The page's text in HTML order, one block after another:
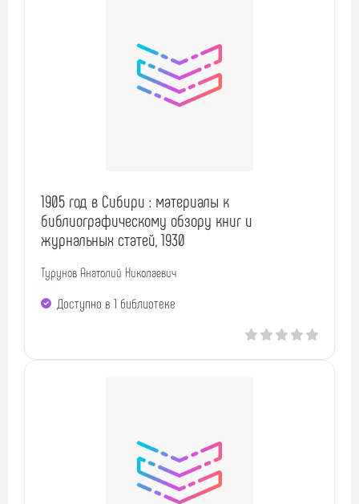
1905 год в Сибири : материалы к
библиографическому обзору книг и
журнальных статей, 1930
Турунов Анатолий Николаевич
Доступно в 1 библиотекe